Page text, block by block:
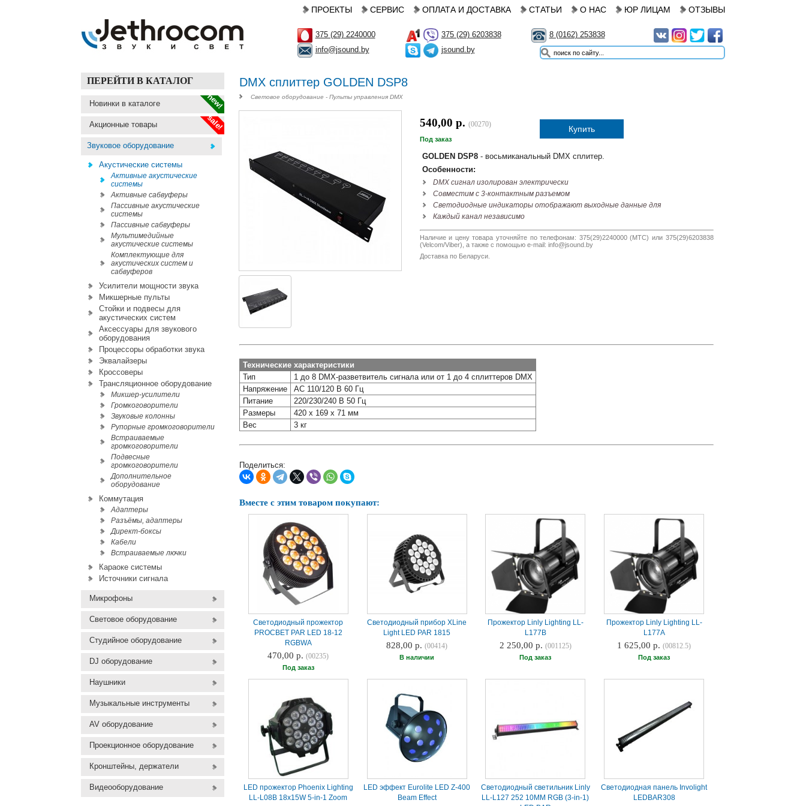
ПРОЕКТЫ СЕРВИС ОПЛАТА И ДОСТАВКА СТАТЬИ О НАС ЮР ЛИЦАМ ОТЗЫВЫ
375 (29) 2240000
info@jsound.by
375 (29) 6203838
jsound.by
8 (0162) 253838
ПЕРЕЙТИ В КАТАЛОГ
new!
Новинки в каталоге
sale!
Акционные товары
Звуковое оборудование
Акустические системы
Активные акустические
системы
Активные сабвуферы
Пассивные акустические
системы
Пассивные сабвуферы
Мультимедийные
акустические системы
Комплектующие для
акустических систем и
сабвуферов
Усилители мощности звука
Микшерные пульты
Стойки и подвесы для
акустических систем
Аксессуары для звукового
оборудования
Процессоры обработки звука
Эквалайзеры
Кроссоверы
Трансляционное оборудование
Микшер-усилители
Громкоговорители
Звуковые колонны
Рупорные громкоговорители
Встраиваемые
громкоговорители
Подвесные
громкоговорители
Дополнительное
оборудование
Коммутация
Адаптеры
Разъёмы, адаптеры
Директ-боксы
Кабели
Встраиваемые лючки
Караоке системы
Источники сигнала
Микрофоны
Световое оборудование
Студийное оборудование
DJ оборудование
Наушники
Музыкальные инструменты
AV оборудование
Проекционное оборудование
Кронштейны, держатели
Видеооборудование
DMX сплиттер GOLDEN DSP8
Световое оборудование - Пульты управления DMX
Купить
540,00 р. (00270)
Под заказ
GOLDEN DSP8- восьмиканальный DMX сплитер.
Особенности:
DMX сигнал изолирован электрически
Совместим с 3-контактным разъемом
Светодиодные индикаторы отображают выходные данные для
Каждый канал независимо
Наличие и цену товара уточняйте по телефонам: 375(29)2240000 (МТС) или 375(29)6203838
(Velcom/Viber), а также с помощью e-mail: info@jsound.by
Доставка по Беларуси.
Технические характеристики
Тип
1 до 8 DMX-разветвитель сигнала или от 1 до 4 сплиттеров DMX
Напряжение
AC 110/120 В 60 Гц
Питание
220/230/240 В 50 Гц
Размеры
420 x 169 x 71 мм
Вес
3 кг
Поделиться:
Вместе с этим товаром покупают:
Светодиодный прожектор
PROCBET PAR LED 18-12
RGBWA
470,00 р.(00235)
Под заказ
Светодиодный прибор XLine
Light LED PAR 1815
828,00 р.(00414)
В наличии
Прожектор Linly Lighting LL-
L177B
2 250,00 р. (001125)
Под заказ
Прожектор Linly Lighting LL-
L177А
1 625,00 р.(00812.5)
Под заказ
LED прожектор Phoenix Lighting
LL-L08B 18x15W 5-in-1 Zoom
LED эффект Eurolite LED Z-400
Beam Effect
Светодиодный светильник Linly
LL-L127 252 10MM RGB (3-in-1)
Светодиодная панель Involight
LEDBAR308